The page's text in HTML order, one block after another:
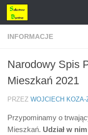
Przejdź do treści
INFORMACJE
Narodowy Spis
Mieszkań 2021
PRZEZ WOJCIECH KOZA-
Przypominamy o
Mieszkań. Udział w